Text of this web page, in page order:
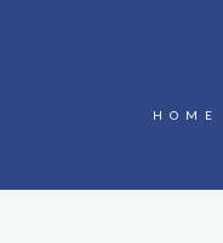
HOME